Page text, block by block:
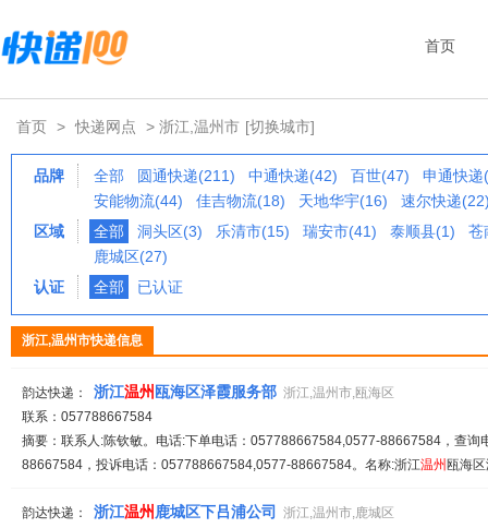
首页
首页 > 快递网点 > 浙江,温州市 [切换城市]
品牌 全部 圆通快递(211) 中通快递(42) 百世(47)
申通快递
安能物流(44)
佳吉物流(18) 天地华宇(16)
速尔快递
区域
全部 洞头区(3) 乐清市(15) 瑞安市(41) 泰顺县(1)
苍
鹿城区(27)
认证
全部 已认证
浙江,温州市快递信息
韵达快递： 浙江温州 瓯海区泽霞服务部 浙江,温州市,瓯海区
联系：057788667584
摘要：联系人:陈钦敏。电话:下单电话：057788667584,0577-88667584，查
88667584，投诉电话：057788667584,0577-88667584。名称:浙江温州 瓯海
韵达快递： 浙江温州 鹿城区下吕浦公司
浙江,温州市,鹿城区